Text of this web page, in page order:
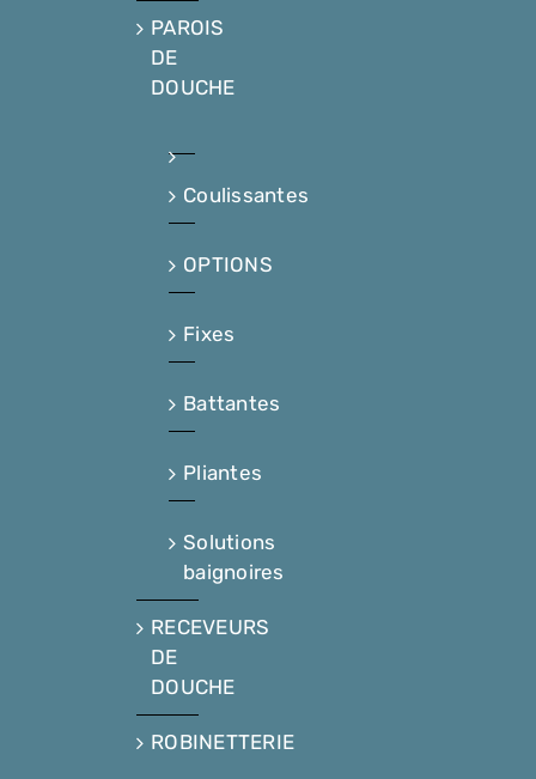
PAROIS
DE
DOUCHE
Coulissantes
OPTIONS
Fixes
Battantes
Pliantes
Solutions
baignoires
RECEVEURS
DE
DOUCHE
ROBINETTERIE